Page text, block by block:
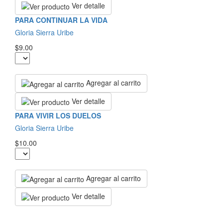
Ver detalle
PARA CONTINUAR LA VIDA
Gloria Sierra Uribe
$9.00
Agregar al carrito
Ver detalle
PARA VIVIR LOS DUELOS
Gloria Sierra Uribe
$10.00
Agregar al carrito
Ver detalle